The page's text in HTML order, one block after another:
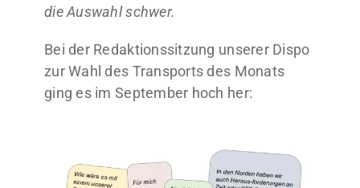
die Auswahl schwer.
Bei der Redaktionssitzung unserer Dispo
zur Wahl des Transports des Monats
ging es im September hoch her: